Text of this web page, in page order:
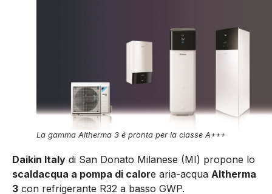
La gamma Altherma 3 è pronta per la classe A+++
Daikin Italy di San Donato Milanese (MI) propone lo
scaldacqua a pompa di calore aria-acqua Altherma
3 con refrigerante R32 a basso GWP.